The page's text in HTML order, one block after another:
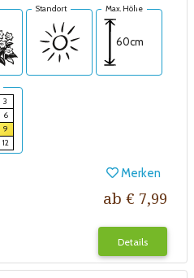
Standort Max. Höhe
60cm
3
6
9
12
Merken
ab € 7,99
Details